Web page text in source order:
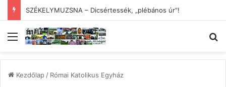
SZÉKELYMUZSNA – Dicsértessék, „plébános úr”!
Menü
Kezdőlap/ Római Katolikus Egyház